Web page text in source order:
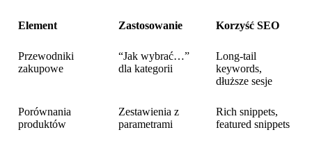
Element Zastosowanie Korzyść SEO
Przewodniki
zakupowe
“Jak wybrać…”
dla kategorii
Long-tail
keywords,
dłuższe sesje
Porównania
produktów
Zestawienia z
parametrami
Rich snippets,
featured snippets